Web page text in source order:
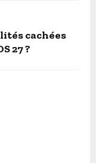
cachées
27 ?